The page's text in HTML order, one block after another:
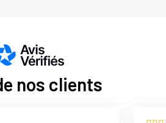
nos clients